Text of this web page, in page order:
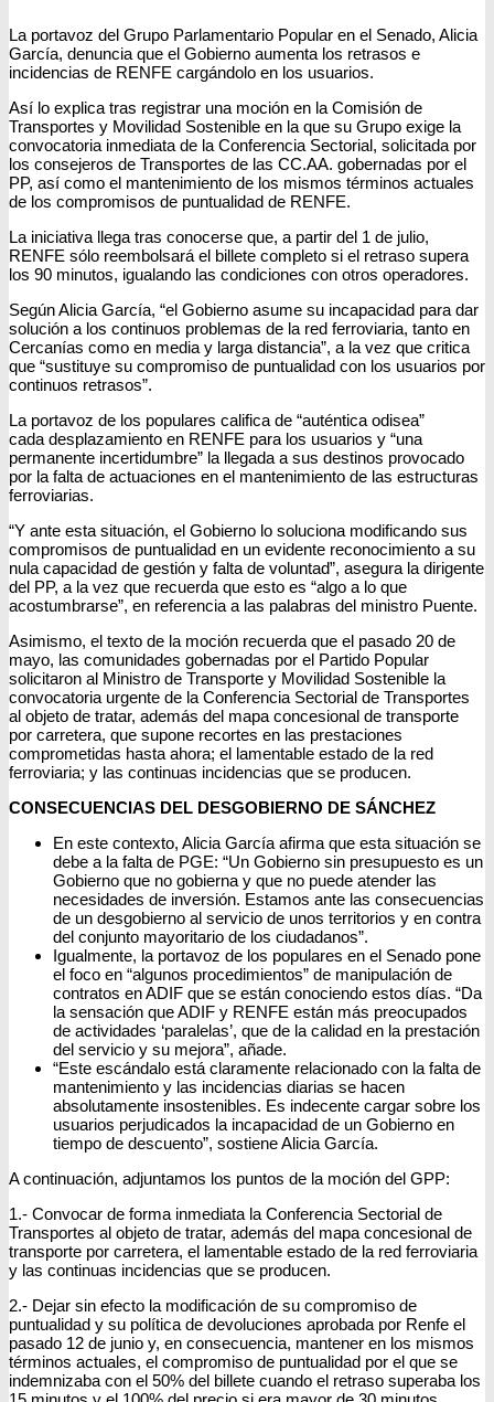
La portavoz del Grupo Parlamentario Popular en el Senado, Alicia
García, denuncia que el Gobierno aumenta los retrasos e
incidencias de RENFE cargándolo en los usuarios.
Así lo explica tras registrar una moción en la Comisión de
Transportes y Movilidad Sostenible en la que su Grupo exige la
convocatoria inmediata de la Conferencia Sectorial, solicitada por
los consejeros de Transportes de las CC.AA. gobernadas por el
PP, así como el mantenimiento de los mismos términos actuales
de los compromisos de puntualidad de RENFE.
La iniciativa llega tras conocerse que, a partir del 1 de julio,
RENFE sólo reembolsará el billete completo si el retraso supera
los 90 minutos, igualando las condiciones con otros operadores.
Según Alicia García, “el Gobierno asume su incapacidad para dar
solución a los continuos problemas de la red ferroviaria, tanto en
Cercanías como en media y larga distancia”, a la vez que critica
que “sustituye su compromiso de puntualidad con los usuarios por
continuos retrasos”.
La portavoz de los populares califica de “auténtica odisea”
cada desplazamiento en RENFE para los usuarios y “una
permanente incertidumbre” la llegada a sus destinos provocado
por la falta de actuaciones en el mantenimiento de las estructuras
ferroviarias.
“Y ante esta situación, el Gobierno lo soluciona modificando sus
compromisos de puntualidad en un evidente reconocimiento a su
nula capacidad de gestión y falta de voluntad”, asegura la dirigente
del PP, a la vez que recuerda que esto es “algo a lo que
acostumbrarse”, en referencia a las palabras del ministro Puente.
Asimismo, el texto de la moción recuerda que el pasado 20 de
mayo, las comunidades gobernadas por el Partido Popular
solicitaron al Ministro de Transporte y Movilidad Sostenible la
convocatoria urgente de la Conferencia Sectorial de Transportes
al objeto de tratar, además del mapa concesional de transporte
por carretera, que supone recortes en las prestaciones
comprometidas hasta ahora; el lamentable estado de la red
ferroviaria; y las continuas incidencias que se producen.
CONSECUENCIAS DEL DESGOBIERNO DE SÁNCHEZ
En este contexto, Alicia García afirma que esta situación se
debe a la falta de PGE: “Un Gobierno sin presupuesto es un
Gobierno que no gobierna y que no puede atender las
necesidades de inversión. Estamos ante las consecuencias
de un desgobierno al servicio de unos territorios y en contra
del conjunto mayoritario de los ciudadanos”.
Igualmente, la portavoz de los populares en el Senado pone
el foco en “algunos procedimientos” de manipulación de
contratos en ADIF que se están conociendo estos días. “Da
la sensación que ADIF y RENFE están más preocupados
de actividades ‘paralelas’, que de la calidad en la prestación
del servicio y su mejora”, añade.
“Este escándalo está claramente relacionado con la falta de
mantenimiento y las incidencias diarias se hacen
absolutamente insostenibles. Es indecente cargar sobre los
usuarios perjudicados la incapacidad de un Gobierno en
tiempo de descuento”, sostiene Alicia García.
A continuación, adjuntamos los puntos de la moción del GPP:
1.- Convocar de forma inmediata la Conferencia Sectorial de
Transportes al objeto de tratar, además del mapa concesional de
transporte por carretera, el lamentable estado de la red ferroviaria
y las continuas incidencias que se producen.
2.- Dejar sin efecto la modificación de su compromiso de
puntualidad y su política de devoluciones aprobada por Renfe el
pasado 12 de junio y, en consecuencia, mantener en los mismos
términos actuales, el compromiso de puntualidad por el que se
indemnizaba con el 50% del billete cuando el retraso superaba los